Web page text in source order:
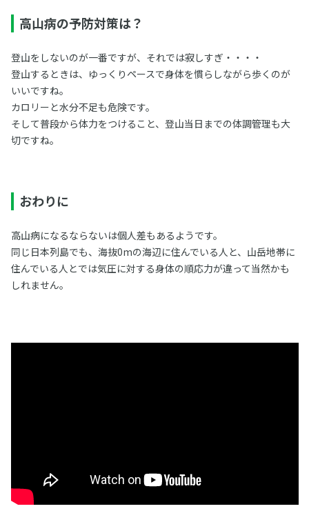
高山病の予防対策は？
登山をしないのが一番ですが、それでは寂しすぎ・・・・
登山するときは、ゆっくりペースで身体を慣らしながら歩くのが
いいですね。
カロリーと水分不足も危険です。
そして普段から体力をつけること、登山当日までの体調管理も大
切ですね。
おわりに
高山病になるならないは個人差もあるようです。
同じ日本列島でも、海抜0mの海辺に住んでいる人と、山岳地帯に
住んでいる人とでは気圧に対する身体の順応力が違って当然かも
しれません。